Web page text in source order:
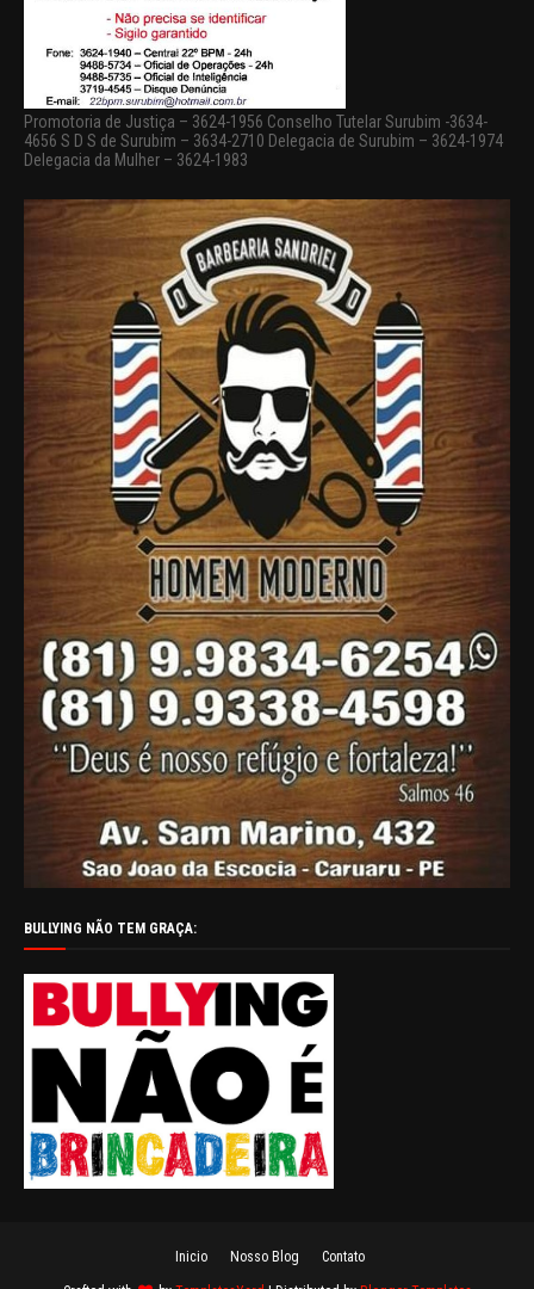
Promotoria de Justiça – 3624-1956 Conselho Tutelar Surubim -3634-
4656 S D S de Surubim – 3634-2710 Delegacia de Surubim – 3624-1974
Delegacia da Mulher – 3624-1983
BULLYING NÃO TEM GRAÇA:
Inicio Nosso Blog Contato